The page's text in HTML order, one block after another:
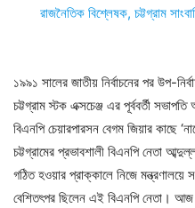
রাজনৈতিক বিশ্লেষক, চট্টগ্রাম
১৯৯১ সালের জাতীয় নির্বাচনের পর উপ-
চট্টগ্রাম স্টক এক্সচেঞ্জ এর পূর্ববর্তী
বিএনপি চেয়ারপারসন বেগম জিয়ার কাছে
চট্টগ্রামের প্রভাবশালী বিএনপি নেতা
গঠিত হওয়ার প্রাক্কালে নিজে
বেশিতৎপর ছিলেন এই বিএনপি নেতা। আজ